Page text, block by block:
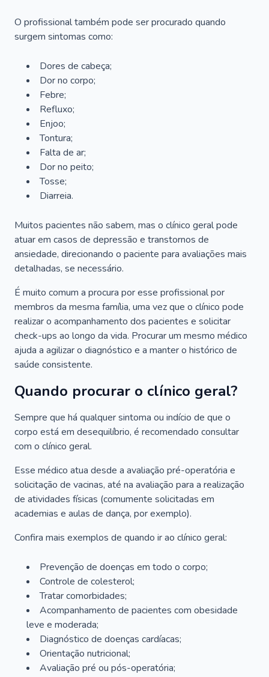
O profissional também pode ser procurado quando
surgem sintomas como:
Dores de cabeça;
Dor no corpo;
Febre;
Refluxo;
Enjoo;
Tontura;
Falta de ar;
Dor no peito;
Tosse;
Diarreia.
Muitos pacientes não sabem, mas o clínico geral pode
atuar em casos de depressão e transtornos de
ansiedade, direcionando o paciente para avaliações mais
detalhadas, se necessário.
É muito comum a procura por esse profissional por
membros da mesma família, uma vez que o clínico pode
realizar o acompanhamento dos pacientes e solicitar
check-ups ao longo da vida. Procurar um mesmo médico
ajuda a agilizar o diagnóstico e a manter o histórico de
saúde consistente.
Quando procurar o clínico geral?
Sempre que há qualquer sintoma ou indício de que o
corpo está em desequilíbrio, é recomendado consultar
com o clínico geral.
Esse médico atua desde a avaliação pré-operatória e
solicitação de vacinas, até na avaliação para a realização
de atividades físicas (comumente solicitadas em
academias e aulas de dança, por exemplo).
Confira mais exemplos de quando ir ao clínico geral:
Prevenção de doenças em todo o corpo;
Controle de colesterol;
Tratar comorbidades;
Acompanhamento de pacientes com obesidade
leve e moderada;
Diagnóstico de doenças cardíacas;
Orientação nutricional;
Avaliação pré ou pós-operatória;